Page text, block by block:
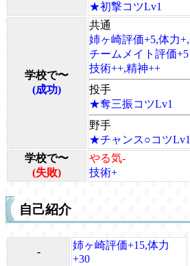
★初撃コツLv1
学校で〜
(成功)
共通
姉ヶ崎評価+5,体力
チームメイト評価+5
技術++,精神++
投手
★奪三振コツLv1
野手
★チャンス○コツLv1
学校で〜
(失敗)
やる気-
技術+
自己紹介
-
姉ヶ崎評価+15,体力
+30